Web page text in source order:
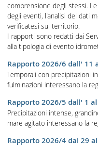
comprensione degli stessi.
degli eventi, l'analisi dei dati
verificatesi sul territorio.
I rapporti sono redatti dai
alla tipologia di evento
Rapporto 2026/6 dall' 11
Temporali con precipitazioni
fulminazioni interessano la
Rapporto 2026/5 dall' 1
Precipitazioni intense,
mare agitato interessano la
Rapporto 2026/4 dal 29